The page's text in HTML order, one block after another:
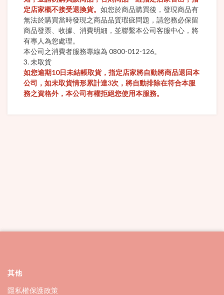
定店家概不接受退換貨。 如您於商品購買後，發現商品有
無法於購買當時發現之商品品質瑕疵問題，請您務必保留
商品發票、收據、消費明細，並聯繫本公司客服中心，將
有專人為您處理。
本公司之消費者服務專線為 0800-012-126。
3. 未取貨
如您逾期10日未結帳取貨，指定店家將自動將商品退回本
公司，如未取貨情形累計達3次，將自動排除在符合本服
務之資格外，本公司有權拒絕您使用本服務。
其他
隱私權保護政策